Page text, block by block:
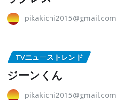
pikakichi2015@gmail.com
TVニューストレンド
ジーンくん
pikakichi2015@gmail.com